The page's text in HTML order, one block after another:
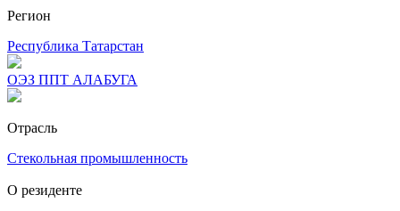
Регион
Республика Татарстан
ОЭЗ ППТ АЛАБУГА
Отрасль
Стекольная промышленность
О резиденте